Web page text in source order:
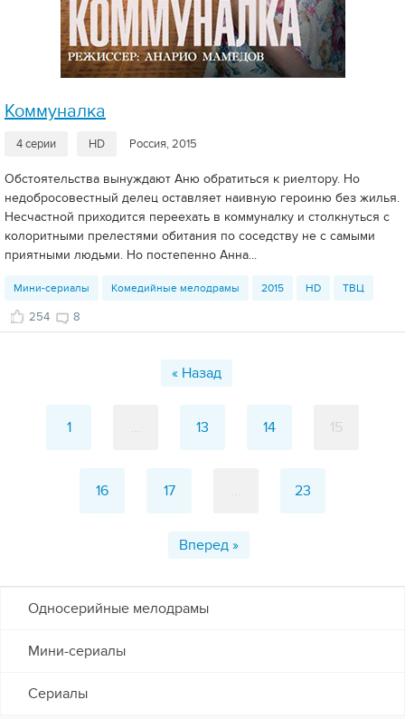
Коммуналка
4 серии HD Россия, 2015
Обстоятельства вынуждают Аню обратиться к риелтору. Но
недобросовестный делец оставляет наивную героиню без жилья.
Несчастной приходится переехать в коммуналку и столкнуться с
колоритными прелестями обитания по соседству не с самыми
приятными людьми. Но постепенно Анна...
Мини-сериалы Комедийные мелодрамы 2015 HD ТВЦ
254 8
« Назад
1 13 14 15
16 17 23
Вперед »
Односерийные мелодрамы
Мини-сериалы
Сериалы